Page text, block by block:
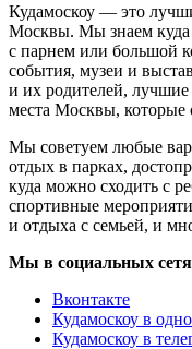
Кудамоскоу — это
Москвы. Мы знаем куда
с парнем или большой
события, музеи и
и их родителей, лучшие
места Москвы, которые
Мы советуем любые
отдых в парках,
куда можно сходить с
спортивные
и отдыха с семьей, и
Мы в социальных
Вконтакте
Кудамоскоу в
Кудамоскоу в